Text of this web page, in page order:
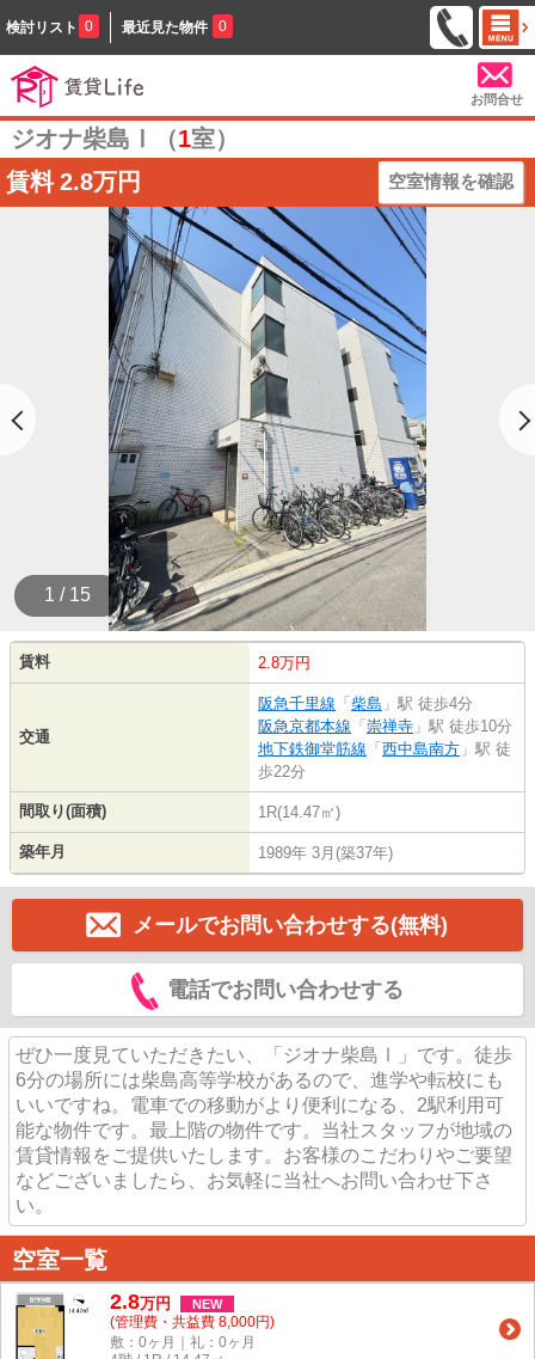
検討リスト 0 最近見た物件 0
お問合せ
ジオナ柴島Ⅰ（1室）
賃料 2.8万円 空室情報を確認
1 / 15
賃料 2.8万円
交通
阪急千里線 「 柴島 」駅 徒歩4分
阪急京都本線 「 崇禅寺 」駅 徒歩10分
地下鉄御堂筋線 「 西中島南方 」駅 徒
歩22分
間取り(面積) 1R(14.47㎡)
築年月 1989年 3月(築37年)
メールでお問い合わせする(無料)
電話でお問い合わせする
ぜひ一度見ていただきたい、「ジオナ柴島Ⅰ」です。徒歩
6分の場所には柴島高等学校があるので、進学や転校にも
いいですね。電車での移動がより便利になる、2駅利用可
能な物件です。最上階の物件です。当社スタッフが地域の
賃貸情報をご提供いたします。お客様のこだわりやご要望
などございましたら、お気軽に当社へお問い合わせ下さ
い。
空室一覧
2.8万円 NEW
(管理費・共益費 8,000円)
敷：0ヶ月｜礼：0ヶ月